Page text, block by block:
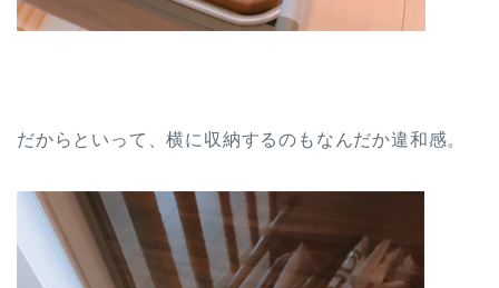
だからといって、横に収納するのもなんだか違和感。